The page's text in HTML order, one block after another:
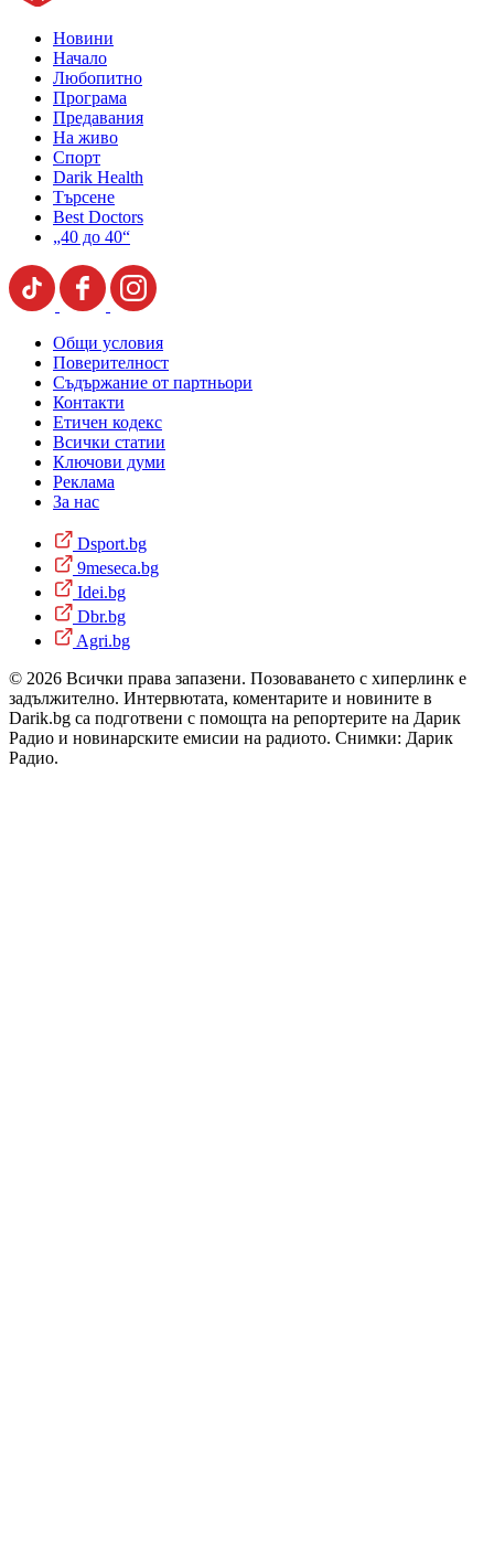
Новини
Начало
Любопитно
Програма
Предавания
На живо
Спорт
Darik Health
Търсене
Best Doctors
„40 до 40“
Общи условия
Поверителност
Съдържание от партньори
Контакти
Етичен кодекс
Всички статии
Ключови думи
Реклама
За нас
Dsport.bg
9meseca.bg
Idei.bg
Dbr.bg
Agri.bg
© 2026 Всички права запазени. Позоваването с хиперлинк е
задължително. Интервютата, коментарите и новините в
Darik.bg са подготвени с помощта на репортерите на Дарик
Радио и новинарските емисии на радиото. Снимки: Дарик
Радио.